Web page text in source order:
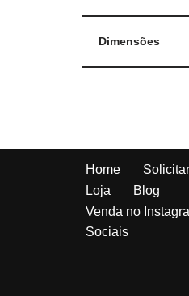
Dimensões
Home
Loja
Blog
Venda no
Sociais